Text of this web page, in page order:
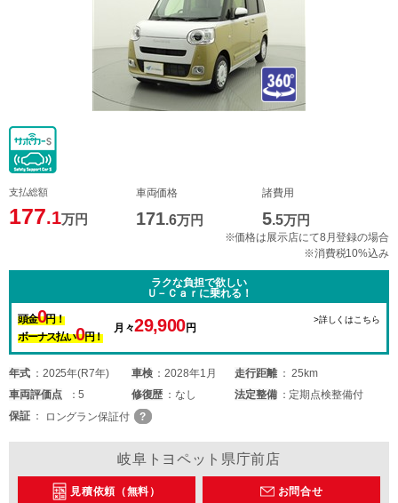
支払総額
177.1万円
車両価格
171.6万円
諸費用
5.5万円
※価格は展示店にて8月登録の場合
※消費税10%込み
ラクな負担で欲しい
Ｕ－Ｃａｒに乗れる！
頭金0円！
ボーナス払い0円！
月々29,900円
>詳しくはこちら
年式 2025年(R7年) 車検 2028年1月 走行距離
25km
車両評価点 5 修復歴 なし 法定整備
定期点検整備付
保証
ロングラン保証付
岐阜トヨペット県庁前店
見積依頼（無料） お問合せ